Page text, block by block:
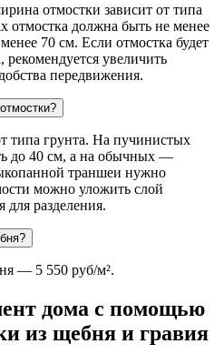
отмостки зависит от типа
отмостка должна быть не менее
70 см. Если отмостка будет
рекомендуется увеличить
передвижения.
типа грунта. На пучинистых
до 40 см, а на обычных —
траншеи нужно
можно уложить слой
для разделения.
— 5 550 руб/м².
дома с помощью
из щебня и гравия